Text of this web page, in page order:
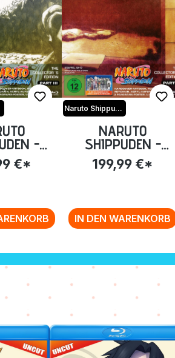
-
III
€*
Naruto Shippuden
NARUTO
SHIPPUDEN -
COLLECTOR'S
EDITION PART 2
199,99 €*
IN DEN WARENKORB